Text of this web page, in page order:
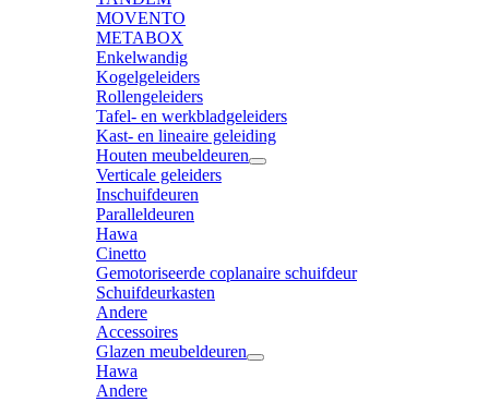
MOVENTO
METABOX
Enkelwandig
Kogelgeleiders
Rollengeleiders
Tafel- en werkbladgeleiders
Kast- en lineaire geleiding
Houten meubeldeuren
Verticale geleiders
Inschuifdeuren
Paralleldeuren
Hawa
Cinetto
Gemotoriseerde coplanaire schuifdeur
Schuifdeurkasten
Andere
Accessoires
Glazen meubeldeuren
Hawa
Andere